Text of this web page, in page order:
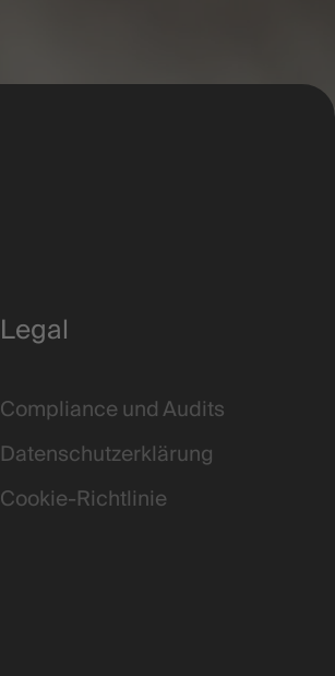
Legal
Compliance und Audits
Datenschutz­erklärung
Cookie-Richtlinie